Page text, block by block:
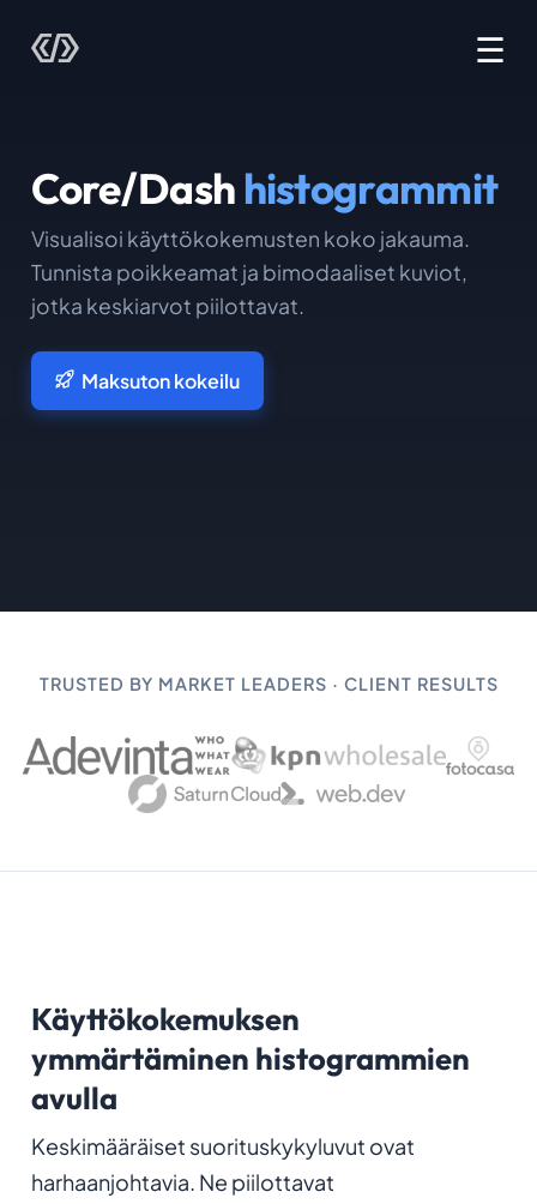
☰
Core/Dash histogrammit
Visualisoi käyttökokemusten koko jakauma.
Tunnista poikkeamat ja bimodaaliset kuviot,
jotka keskiarvot piilottavat.
Maksuton kokeilu
TRUSTED BY MARKET LEADERS · CLIENT RESULTS
Käyttökokemuksen
ymmärtäminen histogrammien
avulla
Keskimääräiset suorituskykyluvut ovat
harhaanjohtavia. Ne piilottavat